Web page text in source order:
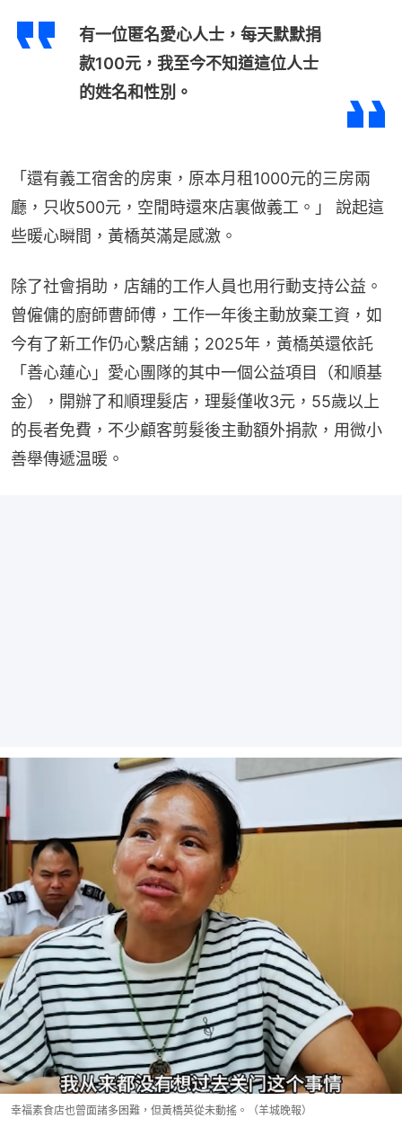
有一位匿名愛心人士，每天默默捐
款100元，我至今不知道這位人士
的姓名和性別。
「還有義工宿舍的房東，原本月租1000元的三房兩
廳，只收500元，空閒時還來店裏做義工。」 說起這
些暖心瞬間，黃橋英滿是感激。
除了社會捐助，店舖的工作人員也用行動支持公益。
曾僱傭的廚師曹師傅，工作一年後主動放棄工資，如
今有了新工作仍心繫店舖；2025年，黃橋英還依託
「善心蓮心」愛心團隊的其中一個公益項目（和順基
金），開辦了和順理髮店，理髮僅收3元，55歲以上
的長者免費，不少顧客剪髮後主動額外捐款，用微小
善舉傳遞温暖。
幸福素食店也曾面諸多困難，但黃橋英從未動搖。（羊城晚報）